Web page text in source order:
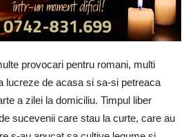
provocari pentru romani, multi
lucreze de acasa si sa-si petreaca
a zilei la domiciliu. Timpul liber
sucevenii care stau la curte, care au